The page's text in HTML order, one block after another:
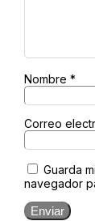
Nombre *
Correo
Guarda
navegador
Enviar